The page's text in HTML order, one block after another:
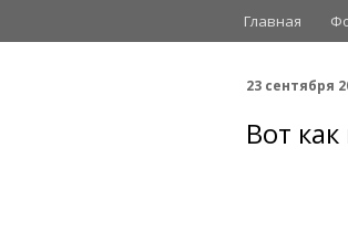
Главная
23 сентября
Вот